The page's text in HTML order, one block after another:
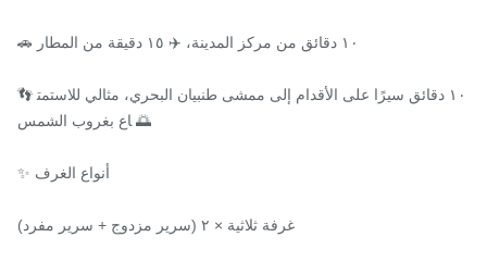
🚗 ١٠ دقائق من مركز المدينة، ✈️ ١٥ دقيقة من المطار
👣 ١٠ دقائق سيرًا على الأقدام إلى ممشى طنبيان البحري، مثالي للاستمت
اع بغروب الشمس 🌅
✨ أنواع الغرف
غرفة ثلاثية × ٢ (سرير مزدوج + سرير مفرد)